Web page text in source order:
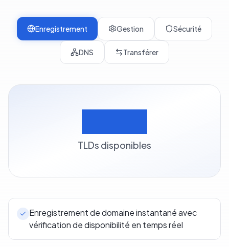
Enregistrement Gestion Sécurité
DNS Transférer
TLDs disponibles
Enregistrement de domaine instantané avec
vérification de disponibilité en temps réel